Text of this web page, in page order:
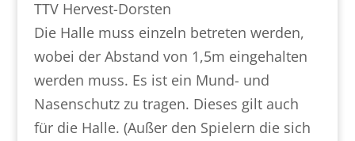
TTV Hervest-Dorsten
Die Halle muss einzeln betreten werden,
wobei der Abstand von 1,5m eingehalten
werden muss. Es ist ein Mund- und
Nasenschutz zu tragen. Dieses gilt auch
für die Halle. (Außer den Spielern die sich